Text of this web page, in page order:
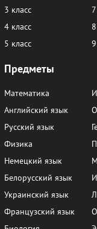
3 класс
4 класс
5 класс
Предметы
Математика
Английский язык
Русский язык
Физика
Немецкий язык
Белорусский язык
Украинский язык
Французский язык